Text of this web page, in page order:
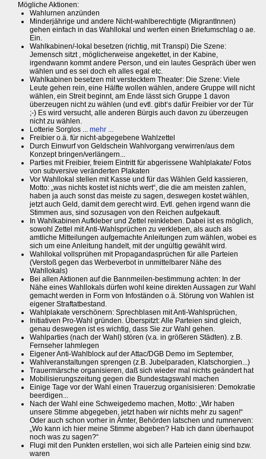
Mögliche Aktionen:
Wahlurnen anzünden
Minderjährige und andere Nicht-wahlberechtigte (MigrantInnen)
gehen einfach in das Wahllokal und werfen einen Briefumschlag o ae.
Ein.
Wahlkabinen/-lokal besetzen (richtig, mit Transpi) Die Szene:
Jemensch sitzt , möglicherweise angekettet, in der Kabine,
irgendwann kommt andere Person, und ein lautes Gespräch über wen
wählen und es sei doch eh alles egal etc.
Wahlkabinen besetzen mit verstecktem Theater: Die Szene: Viele
Leute gehen rein, eine Hälfte wollen wählen, andere Gruppe will nicht
wählen, ein Streit beginnt, am Ende lässt sich Gruppe 1 davon
überzeugen nicht zu wählen (und evtl. gibt‘s dafür Freibier vor der Tür
;-) Es wird versucht, alle anderen Bürgis auch davon zu überzeugen
nicht zu wählen.
Lotterie Sorglos ... mehr ...
Freibier o.ä. für nicht-abgegebene Wahlzettel
Durch Einwurf von Geldschein Wahlvorgang verwirren/aus dem
Konzept bringen/verlängern...
Parties mit Freibier, freiem Eintritt für abgerissene Wahlplakate/ Fotos
von subversive veränderten Plakaten
Vor Wahllokal stellen mit Kasse und für das Wählen Geld kassieren,
Motto: „was nichts kostet ist nichts wert“, die die am meisten zahlen,
haben ja auch sonst das meiste zu sagen, deswegen kostet wählen,
jetzt auch Geld, damit dem gerecht wird. Evtl. gehen irgend wann die
Stimmen aus, sind sozusagen von den Reichen aufgekauft.
In Wahlkabinen Aufkleber und Zettel reinkleben. Dabei ist es möglich,
sowohl Zettel mit Anti-Wahlsprüchen zu verkleben, als auch als
amtliche Mitteilungen aufgemachte Anleitungen zum wählen, wobei es
sich um eine Anleitung handelt, mit der ungültig gewählt wird.
Wahllokal vollsprühen mit Propagandasprüchen für alle Parteien
(Verstoß gegen das Werbeverbot in unmittelbarer Nähe des
Wahllokals)
Bei allen Aktionen auf die Bannmeilen-bestimmung achten: In der
Nähe eines Wahllokals dürfen wohl keine direkten Aussagen zur Wahl
gemacht werden in Form von Infoständen o.ä. Störung von Wahlen ist
eigener Straftatbestand.
Wahlplakate verschönern: Sprechblasen mit Anti-Wahlsprüchen,
Initiativen Pro-Wahl gründen. Überspitzt: Alle Parteien sind gleich,
genau deswegen ist es wichtig, dass Sie zur Wahl gehen.
Wahlparties (nach der Wahl) stören (v.a. in größeren Städten). z.B.
Fernseher lahmlegen
Eigener Anti-Wahlblock auf der Attac/DGB Demo im September,
Wahlveranstaltungen sprengen (z.B. Jubelparaden, Klatschorgien...)
Trauermärsche organisieren, daß sich wieder mal nichts geändert hat
Mobilisierungszeitung gegen die Bundestagswahl machen
Einige Tage vor der Wahl einen Trauerzug organisisieren: Demokratie
beerdigen...
Nach der Wahl eine Schweigedemo machen, Motto: „Wir haben
unsere Stimme abgegeben, jetzt haben wir nichts mehr zu sagen!“
Oder auch schon vorher in Ämter, Behörden latschen und rumnerven:
„Wo kann ich hier meine Stimme abgeben? Hab ich dann überhaupot
noch was zu sagen?“
Flugi mit den Punkten erstellen, woi sich alle Parteien einig sind bzw.
waren